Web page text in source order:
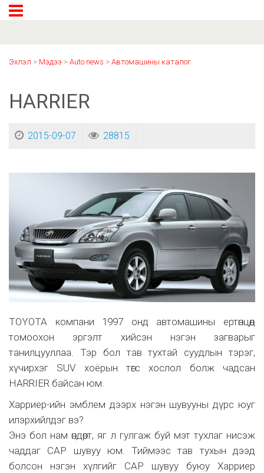
Эхлэл > Мэдээ > Auto news > Автомашины каталог
HARRIER
2015-09-07 28815
TOYOTA компани 1997 онд автомашины ертөнцөд
томоохон эргэлт хийсэн нэгэн загварыг
танилцууллаа. Тэр бол тав тухтай суудлын тэрэг,
хүчирхэг SUV хоёрын төгс хослол болж чадсан
HARRIER байсан юм.
Харриер-ийн эмблем дээрх нэгэн шувууны дүрс юуг
илэрхийлдэг вэ?
Энэ бол нам өндөрт, яг л гулгаж буй мэт тухлаг нисэж
чаддаг САР шувуу юм. Тиймээс тав тухын дээд
болсон нэгэн хүлгийг САР шувуу буюу Харриер